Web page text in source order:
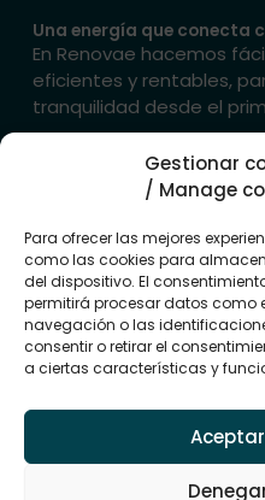
Gestionar
/ Manage
Para ofrecer las mejores
como las cookies para
del dispositivo. El
permitirá procesar datos como
navegación o las
consentir o retirar el
a ciertas características y
Una energía que conecta
En Renovae hacemos
eficientes y rentables,
tranquilidad desde el
→ Contacta con
sitio
Sectores
Energia
Instalaciones
Proyectos
Promociones
grupo
Grupo
Energy
Trade